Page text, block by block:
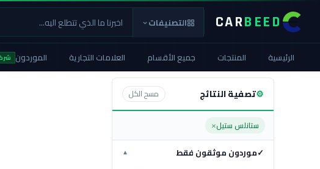
CARBEED التصنيفات
الرئيسية المنتجات جميع الأقسام العلامات التجارية الموردون
⚙تصفية النتائج مسح الكل
ستانلس ستيل×
✓موردون موثقون فقط ▼